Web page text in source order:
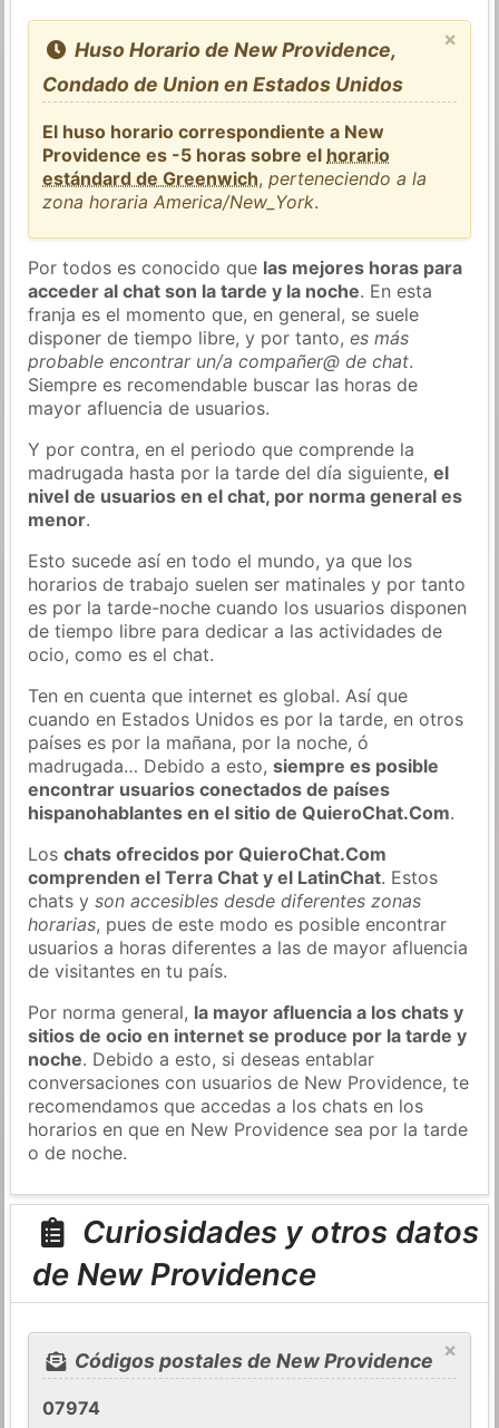
×
Huso Horario de New Providence,
Condado de Union en Estados Unidos
El huso horario correspondiente a New
Providence es -5 horas sobre el horario
estándard de Greenwich,perteneciendo a la
zona horaria America/New_York.
Por todos es conocido que las mejores horas para
acceder al chat son la tarde y la noche. En esta
franja es el momento que, en general, se suele
disponer de tiempo libre, y por tanto,es más
probable encontrar un/a compañer@ de chat.
Siempre es recomendable buscar las horas de
mayor afluencia de usuarios.
Y por contra, en el periodo que comprende la
madrugada hasta por la tarde del día siguiente,el
nivel de usuarios en el chat, por norma general es
menor.
Esto sucede así en todo el mundo, ya que los
horarios de trabajo suelen ser matinales y por tanto
es por la tarde-noche cuando los usuarios disponen
de tiempo libre para dedicar a las actividades de
ocio, como es el chat.
Ten en cuenta que internet es global. Así que
cuando en Estados Unidos es por la tarde, en otros
países es por la mañana, por la noche, ó
madrugada… Debido a esto,siempre es posible
encontrar usuarios conectados de países
hispanohablantes en el sitio de QuieroChat.Com.
Loschats ofrecidos por QuieroChat.Com
comprenden el Terra Chat y el LatinChat. Estos
chats yson accesibles desde diferentes zonas
horarias, pues de este modo es posible encontrar
usuarios a horas diferentes a las de mayor afluencia
de visitantes en tu país.
Por norma general, la mayor afluencia a los chats y
sitios de ocio en internet se produce por la tarde y
noche. Debido a esto, si deseas entablar
conversaciones con usuarios de New Providence, te
recomendamos que accedas a los chats en los
horarios en que en New Providence sea por la tarde
o de noche.
Curiosidades y otros datos
de New Providence
×
Códigos postales de New Providence
07974